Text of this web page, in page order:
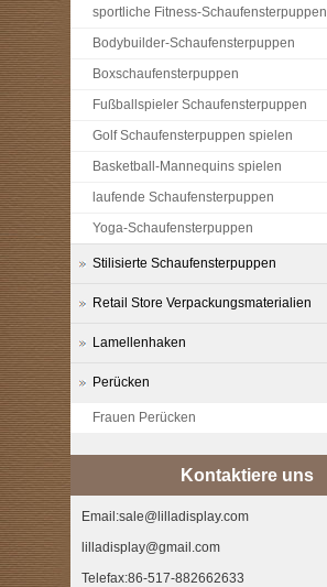
sportliche Fitness-Schaufensterpuppen
Bodybuilder-Schaufensterpuppen
Boxschaufensterpuppen
Fußballspieler Schaufensterpuppen
Golf Schaufensterpuppen spielen
Basketball-Mannequins spielen
laufende Schaufensterpuppen
Yoga-Schaufensterpuppen
Stilisierte Schaufensterpuppen
Retail Store Verpackungsmaterialien
Lamellenhaken
Perücken
Frauen Perücken
Kontaktiere uns
Email:sale@lilladisplay.com
lilladisplay@gmail.com
Telefax:86-517-882662633